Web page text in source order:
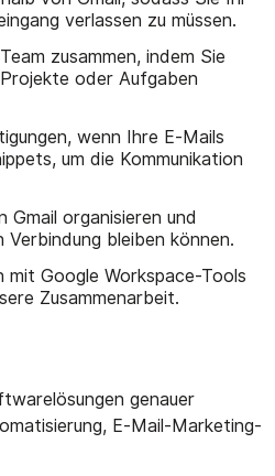
verlassen zu müssen.
zusammen, indem Sie
oder Aufgaben
wenn Ihre E-Mails
um die Kommunikation
organisieren und
bleiben können.
Google Workspace-Tools
Zusammenarbeit.
genauer
E-Mail-Marketing-